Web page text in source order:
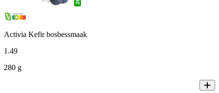
Activia Kefir bosbessmaak
1 .49
280 g